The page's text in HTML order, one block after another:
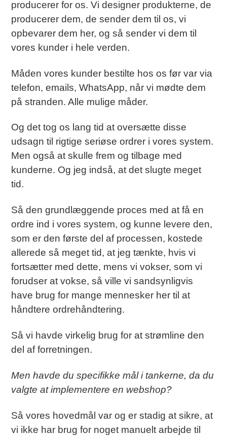
producerer for os. Vi designer produkterne, de
producerer dem, de sender dem til os, vi
opbevarer dem her, og så sender vi dem til
vores kunder i hele verden.
Måden vores kunder bestilte hos os før var via
telefon, emails, WhatsApp, når vi mødte dem
på stranden. Alle mulige måder.
Og det tog os lang tid at oversætte disse
udsagn til rigtige seriøse ordrer i vores system.
Men også at skulle frem og tilbage med
kunderne. Og jeg indså, at det slugte meget
tid.
Så den grundlæggende proces med at få en
ordre ind i vores system, og kunne levere den,
som er den første del af processen, kostede
allerede så meget tid, at jeg tænkte, hvis vi
fortsætter med dette, mens vi vokser, som vi
forudser at vokse, så ville vi sandsynligvis
have brug for mange mennesker her til at
håndtere ordrehåndtering.
Så vi havde virkelig brug for at strømline den
del af forretningen.
Men havde du specifikke mål i tankerne, da du
valgte at implementere en webshop?
Så vores hovedmål var og er stadig at sikre, at
vi ikke har brug for noget manuelt arbejde til